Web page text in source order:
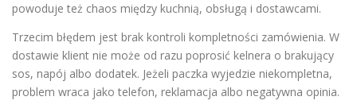
powoduje też chaos między kuchnią, obsługą i dostawcami.
Trzecim błędem jest brak kontroli kompletności zamówienia. W
dostawie klient nie może od razu poprosić kelnera o brakujący
sos, napój albo dodatek. Jeżeli paczka wyjedzie niekompletna,
problem wraca jako telefon, reklamacja albo negatywna opinia.